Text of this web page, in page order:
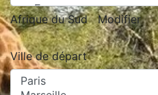
Afrique du Sud Modifier
Ville de départ